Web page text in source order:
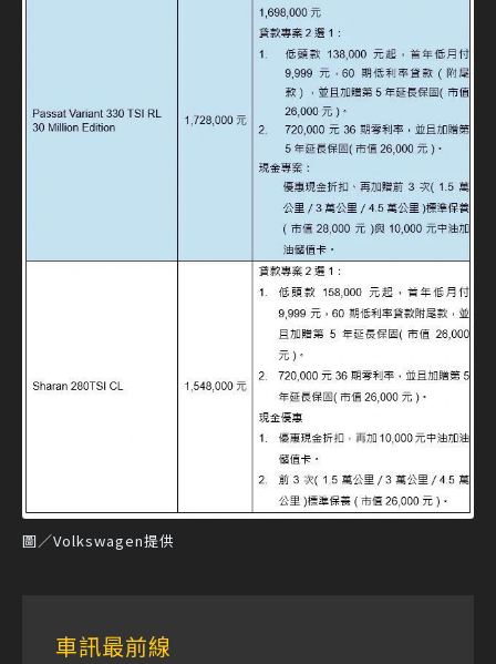
圖／Volkswagen提供
車訊最前線